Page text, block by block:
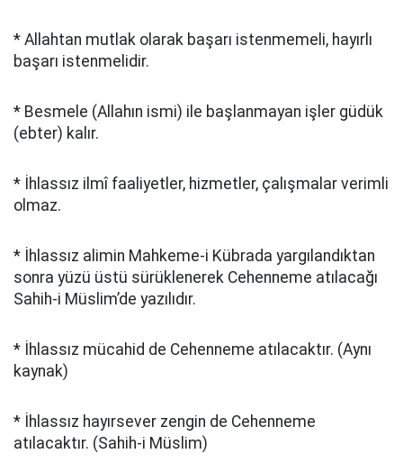
* Allahtan mutlak olarak başarı istenmemeli, hayırlı
başarı istenmelidir.
* Besmele (Allahın ismi) ile başlanmayan işler güdük
(ebter) kalır.
* İhlassız ilmî faaliyetler, hizmetler, çalışmalar verimli
olmaz.
* İhlassız alimin Mahkeme-i Kübrada yargılandıktan
sonra yüzü üstü sürüklenerek Cehenneme atılacağı
Sahih-i Müslim’de yazılıdır.
* İhlassız mücahid de Cehenneme atılacaktır. (Aynı
kaynak)
* İhlassız hayırsever zengin de Cehenneme
atılacaktır. (Sahih-i Müslim)